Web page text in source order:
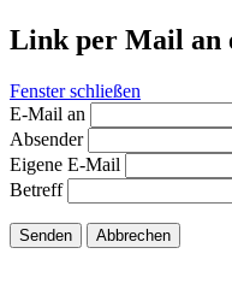
Link per Mail an
Fenster schließen
E-Mail an
Absender
Eigene E-Mail
Betreff
Senden Abbrechen